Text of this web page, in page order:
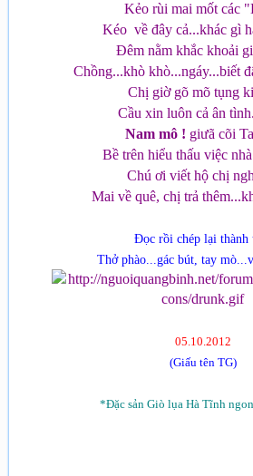
Kẻo rùi mai mốt các
Kéo về đây cả...khác gì
Đêm nằm khắc khoải
Chồng...khò khò...ngáy...biết
Chị giờ gõ mõ tụng
Cầu xin luôn cả ân
Nam mô ! giưã cõi
Bề trên hiểu thấu việc
Chú ơi viết hộ chị
Mai về quê, chị trả
Đọc rồi chép lại thành
Thở phào...gác bút, tay
05.10.2012
(Giấu tên TG)
*Đặc sản Giò lụa Hà Tĩnh